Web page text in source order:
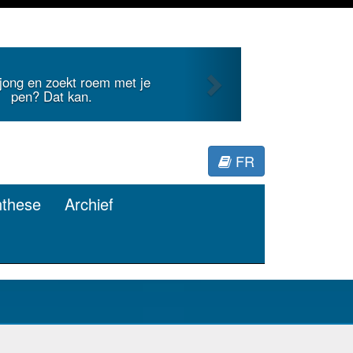
internationale literatuur voor
Minerva.
FR
Archief